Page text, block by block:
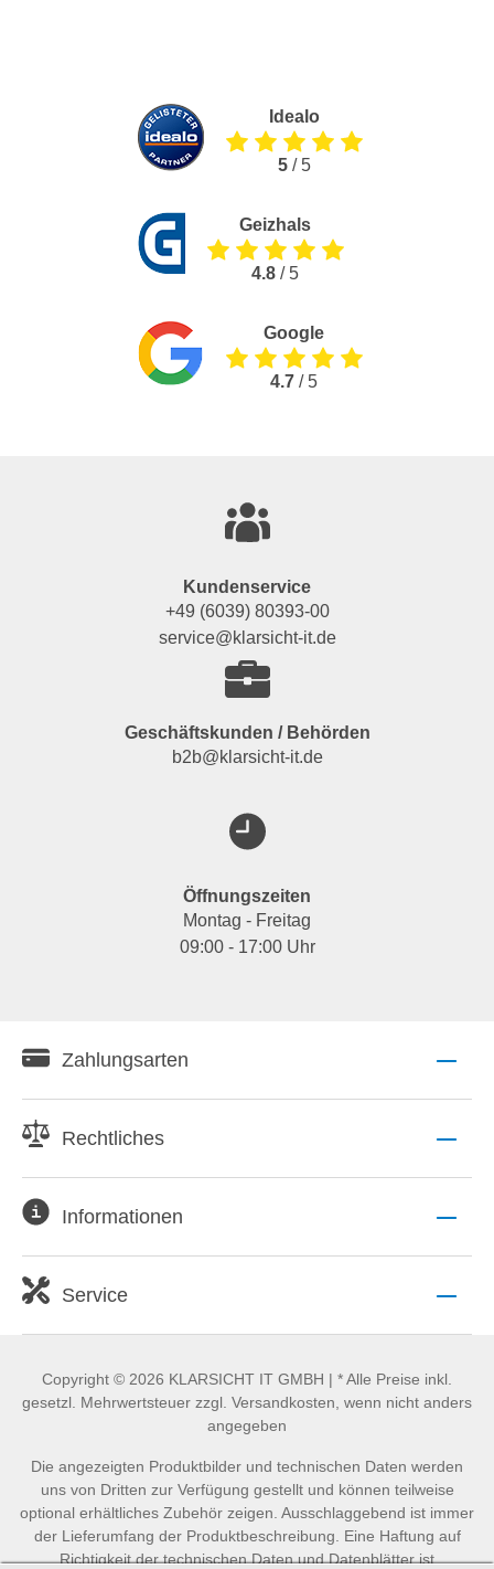
Idealo
5/ 5
Geizhals
4.8 / 5
Google
4.7 / 5
Kundenservice
+49 (6039) 80393-00
service@klarsicht-it.de
Geschäftskunden / Behörden
b2b@klarsicht-it.de
Öffnungszeiten
Montag - Freitag
09:00 - 17:00 Uhr
Zahlungsarten
Rechtliches
Informationen
Service
Copyright © 2026 KLARSICHT IT GMBH | * Alle Preise inkl.
gesetzl. Mehrwertsteuer zzgl. Versandkosten, wenn nicht anders
angegeben
Die angezeigten Produktbilder und technischen Daten werden
uns von Dritten zur Verfügung gestellt und können teilweise
optional erhältliches Zubehör zeigen. Ausschlaggebend ist immer
der Lieferumfang der Produktbeschreibung. Eine Haftung auf
Richtigkeit der technischen Daten und Datenblätter ist